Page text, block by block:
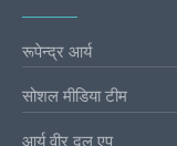
रूपेन्द्र आर्य
सोशल मीडिया टीम
आर्य वीर दल एप